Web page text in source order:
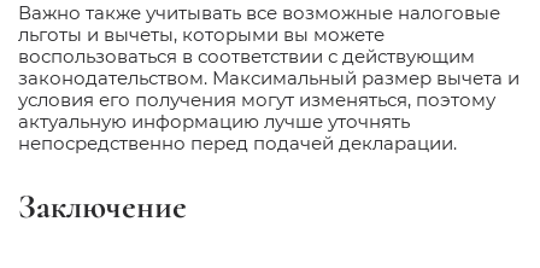
Важно также учитывать все возможные налоговые
льготы и вычеты, которыми вы можете
воспользоваться в соответствии с действующим
законодательством. Максимальный размер вычета и
условия его получения могут изменяться, поэтому
актуальную информацию лучше уточнять
непосредственно перед подачей декларации.
Заключение